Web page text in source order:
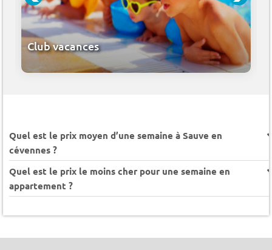
Club vacances
Quel est le prix moyen d’une semaine à Sauve en
cévennes ?
Quel est le prix le moins cher pour une semaine en
appartement ?